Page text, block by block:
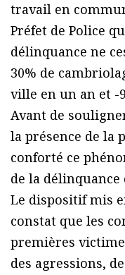
travail en
Préfet de Police
délinquance ne
30% de
ville en un an et -
Avant de
la présence de la
conforté ce
de la
Le dispositif mis
constat que les
premières
des agressions,